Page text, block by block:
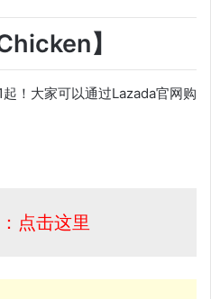
】
！大家可以通过Lazada官网购
点击这里